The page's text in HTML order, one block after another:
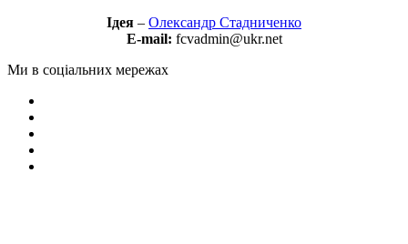
Ідея – Олександр Стадниченко
E-mail: fcvadmin@ukr.net
Ми в соціальних мережах